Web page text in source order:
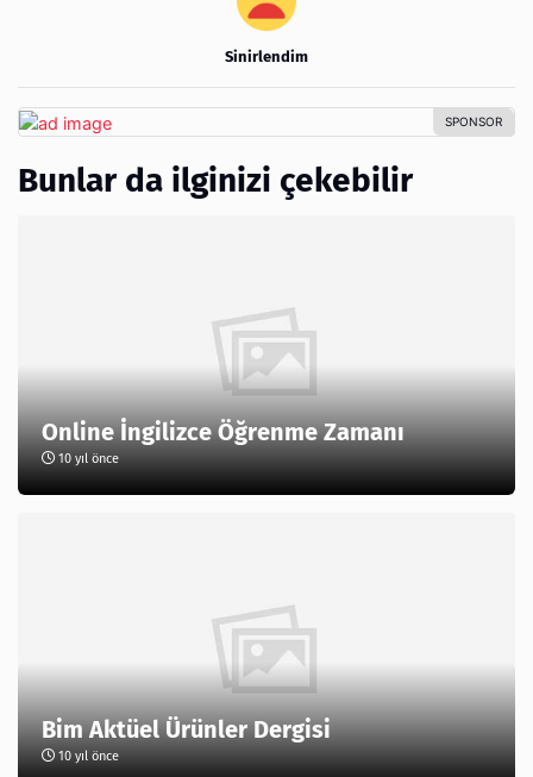
Sinirlendim
Bunlar da ilginizi çekebilir
Online İngilizce Öğrenme Zamanı
10 yıl önce
Bim Aktüel Ürünler Dergisi
10 yıl önce